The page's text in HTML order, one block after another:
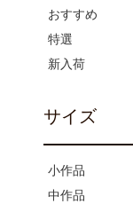
おすすめ
特選
新入荷
サイズ
小作品
中作品